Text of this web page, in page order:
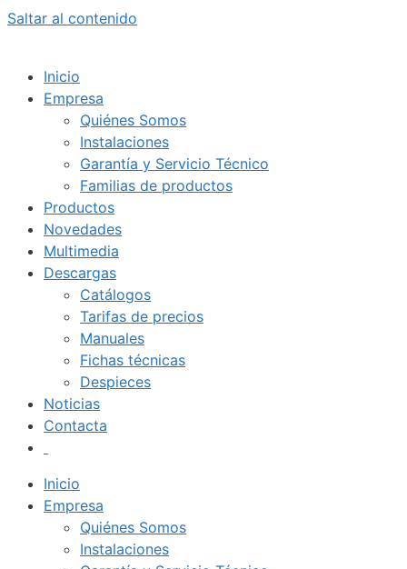
Saltar al contenido
Inicio
Empresa
Quiénes Somos
Instalaciones
Garantía y Servicio Técnico
Familias de productos
Productos
Novedades
Multimedia
Descargas
Catálogos
Tarifas de precios
Manuales
Fichas técnicas
Despieces
Noticias
Contacta
Inicio
Empresa
Quiénes Somos
Instalaciones